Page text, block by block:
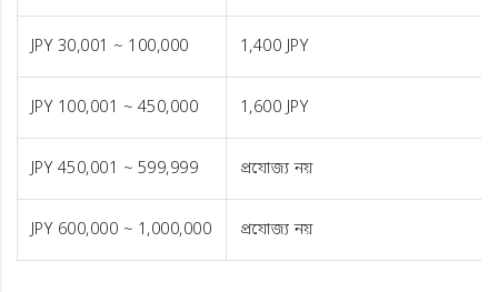
JPY 30,001 ~ 100,000 1,400 JPY
JPY 100,001 ~ 450,000 1,600 JPY
JPY 450,001 ~ 599,999 প্রযোজ্য নয়
JPY 600,000 ~ 1,000,000 প্রযোজ্য নয়